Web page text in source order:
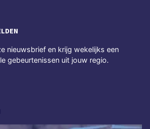
nieuwsbrief en krijg wekelijks een
gebeurtenissen uit jouw regio.